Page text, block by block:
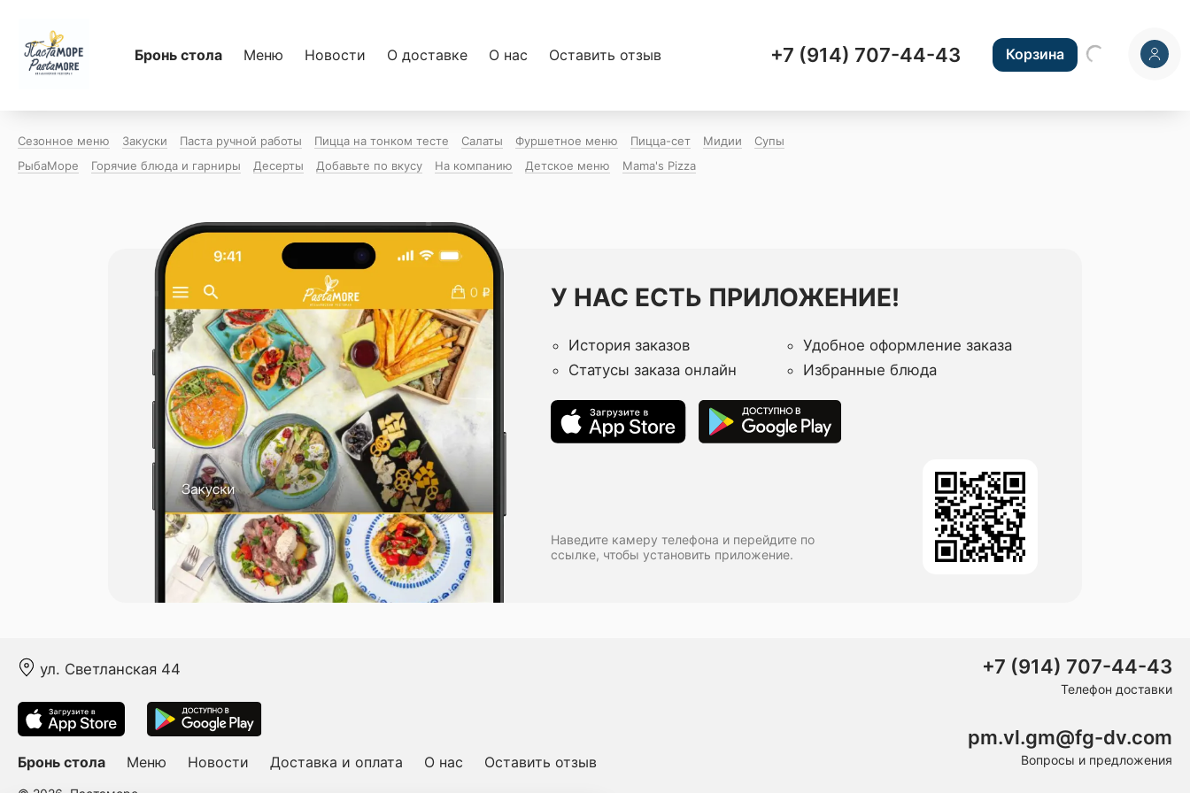
Бронь стола Меню Новости О доставке О нас Оставить отзыв +7 (914) 707-44-43 Корзина
Сезонное меню Закуски Паста ручной работы Пицца на тонком тесте Салаты Фуршетное меню Пицца-сет Мидии
Супы
РыбаМоре
Горячие блюда и гарниры Десерты Добавьте по вкусу На компанию Детское меню Mama's Pizza
У НАС ЕСТЬ ПРИЛОЖЕНИЕ!
История заказов
Удобное оформление заказа
Статусы заказа онлайн
Избранные блюда
Наведите камеру телефона и перейдите по
ссылке, чтобы установить приложение.
ул. Светланская 44
Бронь стола Меню Новости Доставка и оплата О нас Оставить отзыв
+7 (914) 707-44-43
Телефон доставки
pm.vl.gm@fg-dv.com
Вопросы и предложения